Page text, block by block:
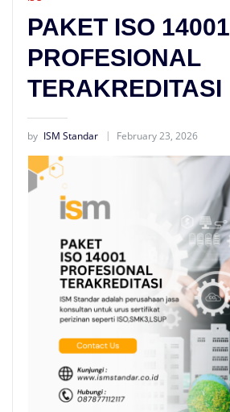
PAKET ISO 14001
PROFESIONAL
TERAKREDITASI
by ISM Standar February 23, 2026